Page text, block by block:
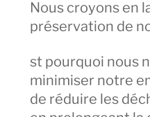
Nous croyons en
préservation de
st pourquoi nous
minimiser notre
de réduire les